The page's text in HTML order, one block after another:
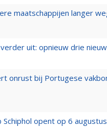
maatschappijen langer
uit: opnieuw drie
onrust bij Portugese
opent op 6